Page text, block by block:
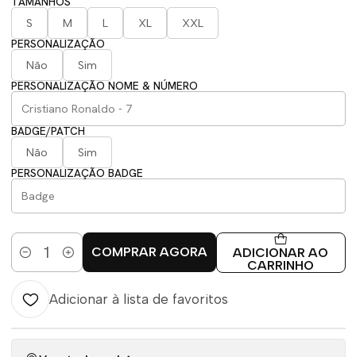
S
M L XL
XXL
PERSONALIZAÇÃO
Não
Sim
PERSONALIZAÇÃO NOME & NÚMERO
BADGE/PATCH
Não
Sim
PERSONALIZAÇÃO BADGE
Quantidade
ADICIONAR AO
CARRINHO
COMPRAR AGORA
Adicionar à lista de favoritos